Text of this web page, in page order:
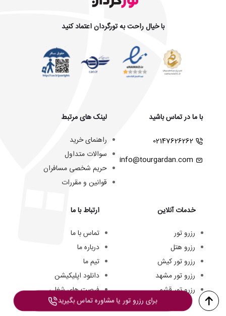
برای رزرو تور یا مشاوره تماس بگیرید
با خیال راحت به تورگردان اعتماد کنید
با ما در تماس باشید
02147626262
info@tourgardan.com
خدمات آنلاین
رزرو تور
رزرو هتل
رزرو تور کیش
رزرو تور مشهد
رزرو تور قشم
لینک های مرتبط
راهنمای خرید
سوالات متداول
حریم شخصی مسافران
قوانین و مقررات
ارتباط با ما
تماس با ما
درباره ما
تیم ما
دانلود اپلیکیشن
فرصت های شغلی